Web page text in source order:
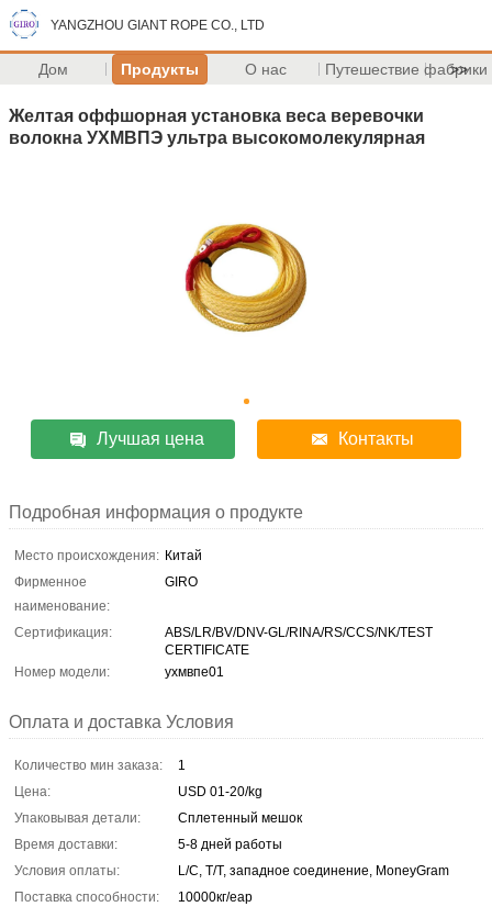
YANGZHOU GIANT ROPE CO., LTD
Дом Продукты О нас Путешествие фабрики
>>
Желтая оффшорная установка веса веревочки
волокна УХМВПЭ ультра высокомолекулярная
Лучшая цена Контакты
Подробная информация о продукте
Место происхождения: Китай
Фирменное
наименование:
GIRO
Сертификация:
ABS/LR/BV/DNV-GL/RINA/RS/CCS/NK/TEST
CERTIFICATE
Номер модели:
ухмвпе01
Оплата и доставка Условия
Количество мин заказа:
1
Цена:
USD 01-20/kg
Упаковывая детали:
Сплетенный мешок
Время доставки:
5-8 дней работы
Условия оплаты:
L/C, T/T, западное соединение, MoneyGram
Поставка способности:
10000кг/еар